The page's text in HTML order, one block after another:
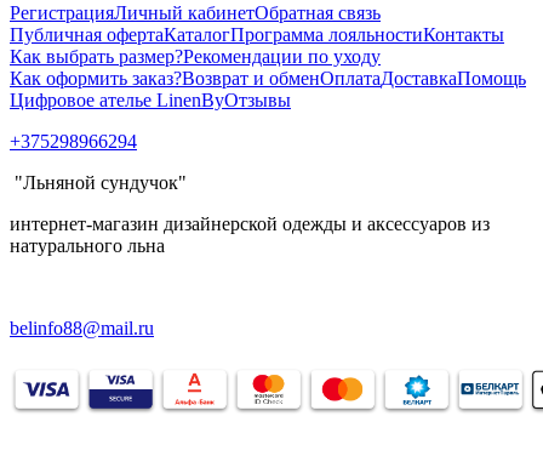
РегистрацияЛичный кабинетОбратная связь
Публичная офертаКаталогПрограмма лояльностиКонтакты
Как выбрать размер?Рекомендации по уходу
Как оформить заказ?Возврат и обменОплатаДоставкаПомощь
Цифровое ателье LinenByОтзывы
+375298966294
"Льняной сундучок"
интернет-магазин дизайнерской одежды и аксессуаров из
натурального льна
belinfo88@mail.ru